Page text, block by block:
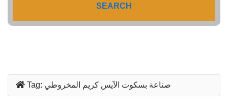
SEARCH
Tag: صناعة بسكوت الآيس كريم المخروطي